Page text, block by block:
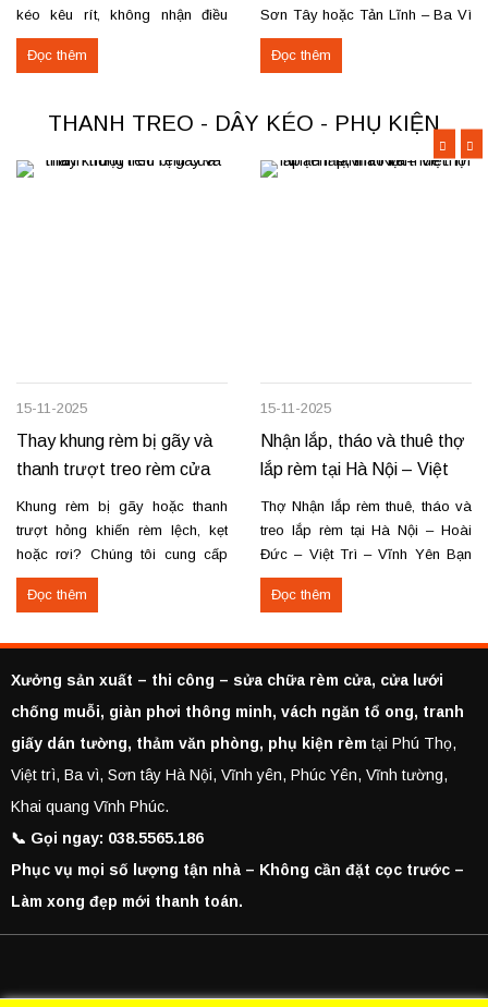
kéo kêu rít, không nhận điều
khiển… Nhận thay mới động cơ,
sửa chữa rèm tự động raex và
Đọc thêm
Sơn Tây hoặc Tản Lĩnh – Ba Vì
với giá hợp lý? Chúng tôi
chuyên may rèm theo yêu cầu,
tiến độ. Thực tế, chúng tôi vừa
hoàn thiện thi công rèm...
Đọc thêm
THANH TREO - DÂY KÉO - PHỤ KIỆN
15-11-2025
Thay khung rèm bị gãy và
thanh trượt treo rèm cửa
Khung rèm bị gãy hoặc thanh
trượt hỏng khiến rèm lệch, kẹt
hoặc rơi? Chúng tôi cung cấp
dịch vụ thay khung và thanh
trượt rèm tận nơi, đảm bảo rèm
bền lâu. Thay khung rèm bị gãy,
cong vênh Thay hoặc sửa
Đọc thêm
15-11-2025
Nhận lắp, tháo và thuê thợ
lắp rèm tại Hà Nội – Việt
Trì – Vĩnh Yên
Thợ Nhận lắp rèm thuê, tháo và
treo lắp rèm tại Hà Nội – Hoài
Đức – Việt Trì – Vĩnh Yên Bạn
cần lắp rèm bị rơi, tháo rèm cũ
hoặc thuê thợ lắp rèm tại Hoài
Yên? Chúng tôi cung cấp dịch
vụ...
Đọc thêm
Xưởng sản xuất – thi công – sửa chữa rèm cửa, cửa lưới
chống muỗi, giàn phơi thông minh, vách ngăn tổ ong, tranh
giấy dán tường, thảm văn phòng, phụ kiện rèm tại Phú Thọ,
Việt trì, Ba vì, Sơn tây Hà Nội, Vĩnh yên, Phúc Yên, Vĩnh tường,
Khai quang Vĩnh Phúc.
📞 Gọi ngay: 038.5565.186
Phục vụ mọi số lượng tận nhà – Không cần đặt cọc trước –
Làm xong đẹp mới thanh toán.